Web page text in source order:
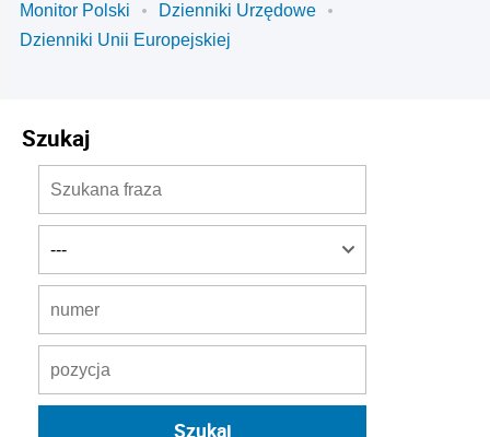
Monitor Polski
Dzienniki Urzędowe
Dzienniki Unii Europejskiej
Szukaj